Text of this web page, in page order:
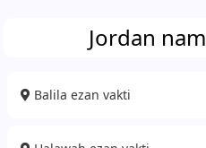
Jordan
Balila ezan vakti